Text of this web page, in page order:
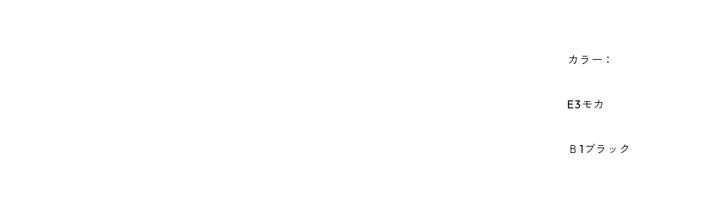
カラー：
E3モカ
Ｂ1ブラック